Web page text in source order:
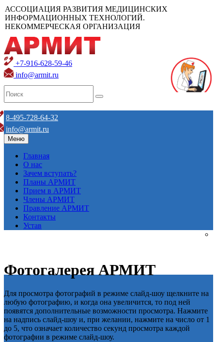
АССОЦИАЦИЯ РАЗВИТИЯ МЕДИЦИНСКИХ
ИНФОРМАЦИОННЫХ ТЕХНОЛОГИЙ.
НЕКОММЕРЧЕСКАЯ ОРГАНИЗАЦИЯ
+7-916-628-59-46
info@armit.ru
8-495-728-64-32
info@armit.ru
Меню
Главная
О нас
Зачем вступать?
Планы АРМИТ
Прием в АРМИТ
Члены АРМИТ
Правление АРМИТ
Контакты
Устав
Фотогалерея АРМИТ
Для просмотра фотографий в режиме слайд-шоу щелкните на
любую фотографию, и когда она увеличится, то под ней
появятся дополнительные возможности просмотра. Нажмите
на надпись слайд-шоу и, при желании, нажмите на число от 1
до 5, что означает количество секунд просмотра каждой
фотографии в режиме слайд-шоу.